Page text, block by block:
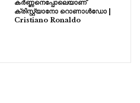
കർണ്ണനെപ്പോലെയാണ്
ക്രിസ്റ്റ്യാനോ റൊണാൾഡോ |
Cristiano Ronaldo